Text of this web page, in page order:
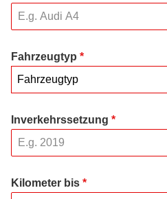
Fahrzeugtyp *
Fahrzeugtyp
Inverkehrssetzung *
Kilometer bis *